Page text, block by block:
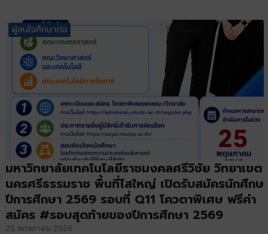
ผู้สนใจศึกษาต่อ
มหาวิทยาลัยเทคโนโลยีราชมงคลศรีวิชัย วิทยาเขต
นครศรีธรรมราช พื้นที่ไสใหญ่ เปิดรับสมัครนักศึกษ
ปีการศึกษา 2569 รอบที่ Q11 โควตาพิเศษ ฟรีค่า
สมัคร #รอบสุดท้ายของปีการศึกษา 2569
25 พฤษภาคม 2026